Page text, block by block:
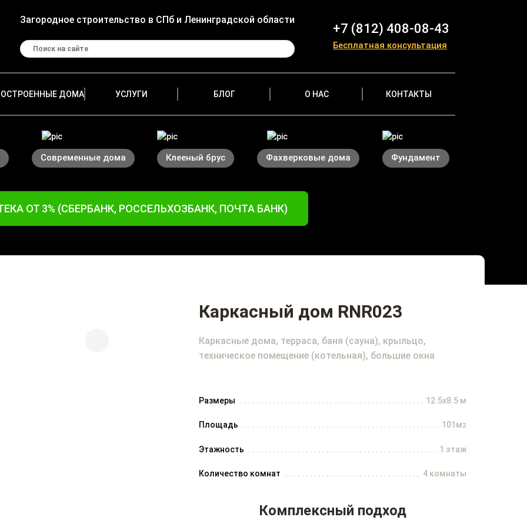
Загородное строительство в СПб и Ленинградской области
+7 (812) 408-08-43
Бесплатная консультация
ДОМА УСЛУГИ БЛОГ О НАС КОНТАКТЫ
Современные дома Клееный брус Фахверковые дома Фундамент
ОТ 3% (СБЕРБАНК, РОССЕЛЬХОЗБАНК, ПОЧТА БАНК)
Каркасный дом RNR023
Каркасные дома, терраса, баня (сауна), крыльцо,
техническое помещение (котельная), большие окна
Размеры 12.5x8.5 м
Площадь 101м2
Этажность 1 этаж
Количество комнат 4 комнаты
Комплексный подход